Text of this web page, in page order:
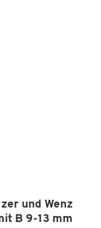
und Wenz
B 9-13 mm